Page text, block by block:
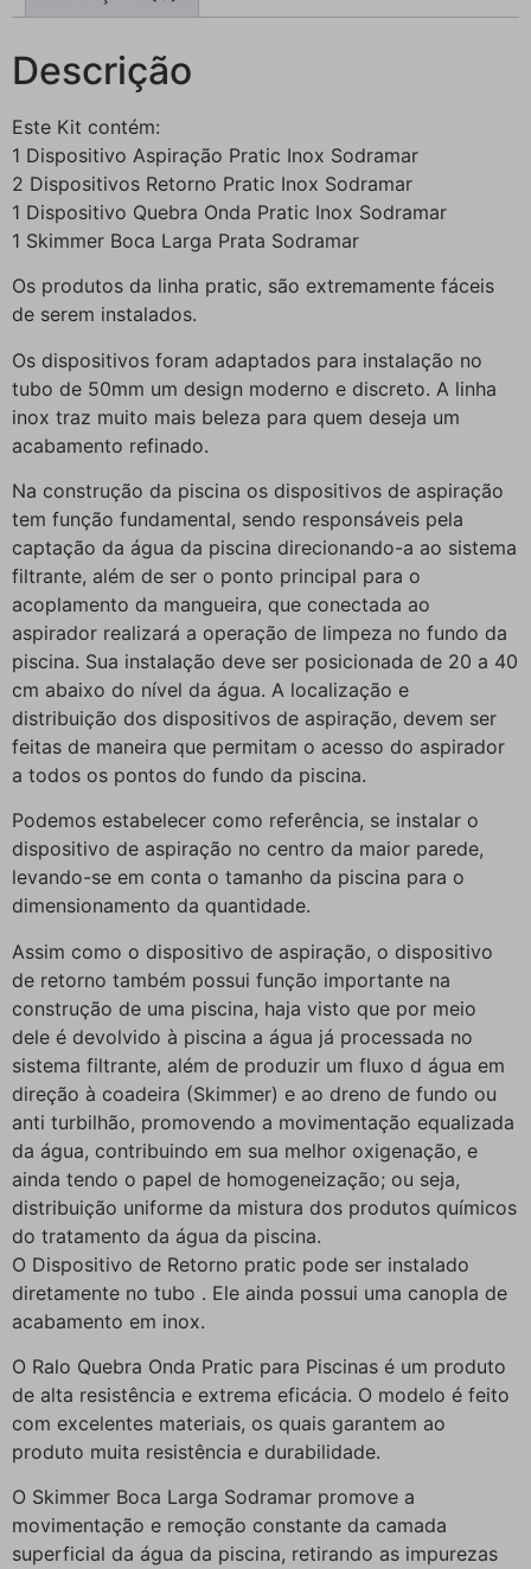
Descrição
Este Kit contém:
1 Dispositivo Aspiração Pratic Inox Sodramar
2 Dispositivos Retorno Pratic Inox Sodramar
1 Dispositivo Quebra Onda Pratic Inox Sodramar
1 Skimmer Boca Larga Prata Sodramar
Os produtos da linha pratic, são extremamente fáceis
de serem instalados.
Os dispositivos foram adaptados para instalação no
tubo de 50mm um design moderno e discreto. A linha
inox traz muito mais beleza para quem deseja um
acabamento refinado.
Na construção da piscina os dispositivos de aspiração
tem função fundamental, sendo responsáveis pela
captação da água da piscina direcionando-a ao sistema
filtrante, além de ser o ponto principal para o
acoplamento da mangueira, que conectada ao
aspirador realizará a operação de limpeza no fundo da
piscina. Sua instalação deve ser posicionada de 20 a 40
cm abaixo do nível da água. A localização e
distribuição dos dispositivos de aspiração, devem ser
feitas de maneira que permitam o acesso do aspirador
a todos os pontos do fundo da piscina.
Podemos estabelecer como referência, se instalar o
dispositivo de aspiração no centro da maior parede,
levando-se em conta o tamanho da piscina para o
dimensionamento da quantidade.
Assim como o dispositivo de aspiração, o dispositivo
de retorno também possui função importante na
construção de uma piscina, haja visto que por meio
dele é devolvido à piscina a água já processada no
sistema filtrante, além de produzir um fluxo d água em
direção à coadeira (Skimmer) e ao dreno de fundo ou
anti turbilhão, promovendo a movimentação equalizada
da água, contribuindo em sua melhor oxigenação, e
ainda tendo o papel de homogeneização; ou seja,
distribuição uniforme da mistura dos produtos químicos
do tratamento da água da piscina.
O Dispositivo de Retorno pratic pode ser instalado
diretamente no tubo . Ele ainda possui uma canopla de
acabamento em inox.
O Ralo Quebra Onda Pratic para Piscinas é um produto
de alta resistência e extrema eficácia. O modelo é feito
com excelentes materiais, os quais garantem ao
produto muita resistência e durabilidade.
O Skimmer Boca Larga Sodramar promove a
movimentação e remoção constante da camada
superficial da água da piscina, retirando as impurezas